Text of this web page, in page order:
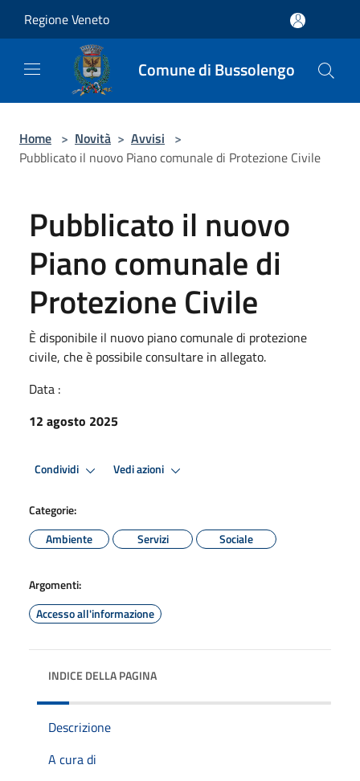
Regione Veneto
Comune di Bussolengo
Home > Novità > Avvisi >
Pubblicato il nuovo Piano comunale di Protezione Civile
Pubblicato il nuovo
Piano comunale di
Protezione Civile
È disponibile il nuovo piano comunale di protezione
civile, che è possibile consultare in allegato.
Data :
12 agosto 2025
Condividi Vedi azioni
Categorie:
Ambiente
Servizi Sociale
Argomenti:
Accesso all'informazione
INDICE DELLA PAGINA
Descrizione
A cura di